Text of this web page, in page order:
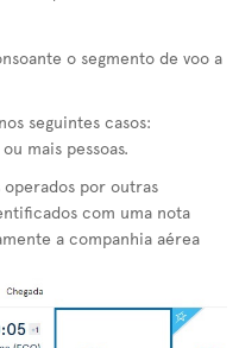
o segmento de voo a
seguintes casos:
mais pessoas.
operados por outras
com uma nota
a companhia aérea